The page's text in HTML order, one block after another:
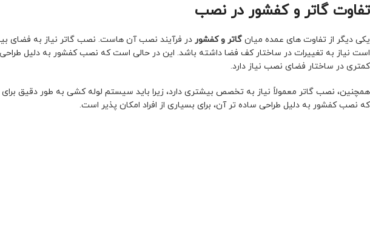
تفاوت گاتر و کفشور در نصب
یکی دیگر از تفاوت های عمده میان گاتر و کفشور در فرآیند نصب آن هاست. نصب گاتر نیاز به فضای
است نیاز به تغییرات در ساختار کف فضا داشته باشد. این در حالی است که نصب کفشور به دلیل
کمتری در ساختار فضای نصب نیاز دارد.
همچنین، نصب گاتر معمولاً نیاز به تخصص بیشتری دارد، زیرا باید سیستم لوله کشی به طور دقیق
که نصب کفشور به دلیل طراحی ساده تر آن، برای بسیاری از افراد امکان پذیر است.